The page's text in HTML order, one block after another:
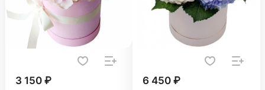
3 150 ₽ 6 450 ₽